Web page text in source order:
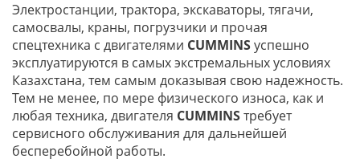
Электростанции, трактора, экскаваторы, тягачи,
самосвалы, краны, погрузчики и прочая
спецтехника с двигателями CUMMINSуспешно
эксплуатируются в самых экстремальных условиях
Казахстана, тем самым доказывая свою надежность.
Тем не менее, по мере физического износа, как и
любая техника, двигателя CUMMINSтребует
сервисного обслуживания для дальнейшей
бесперебойной работы.